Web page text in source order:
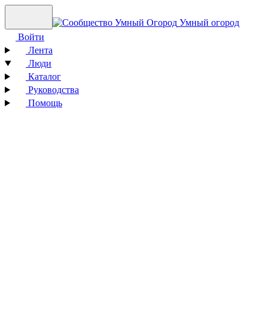
Умный огород
Войти
Лента
Люди
Каталог
Руководства
Помощь